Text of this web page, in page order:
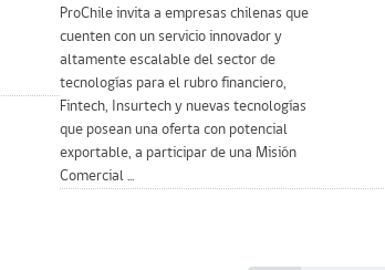
ProChile invita a empresas chilenas que
cuenten con un servicio innovador y
altamente escalable del sector de
tecnologías para el rubro financiero,
Fintech, Insurtech y nuevas tecnologías
que posean una oferta con potencial
exportable, a participar de una Misión
Comercial ...